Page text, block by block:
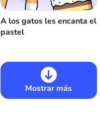
A los gatos les encanta el
pastel
Mostrar más